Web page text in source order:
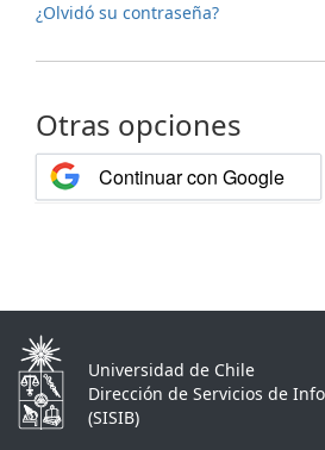
¿Olvidó su contraseña?
Otras opciones
Continuar con Google
Universidad de Chile
Dirección de Servicios de
(SISIB)